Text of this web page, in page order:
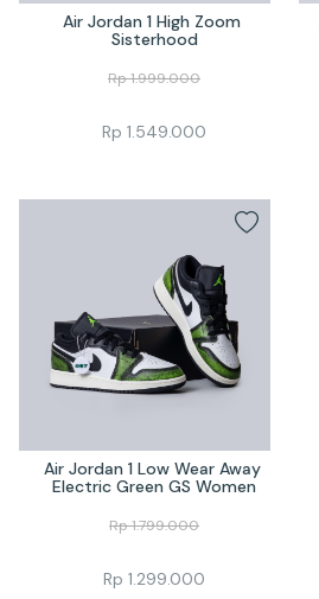
Air Jordan 1 High Zoom
Sisterhood
Rp1.999.000
Rp 1.549.000
Air Jordan 1 Low Wear Away
Electric Green GS Women
Rp1.799.000
Rp 1.299.000